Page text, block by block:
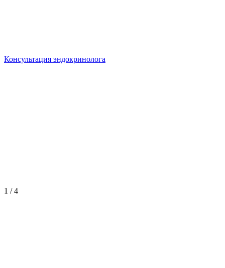
Консультация эндокринолога
1 / 4